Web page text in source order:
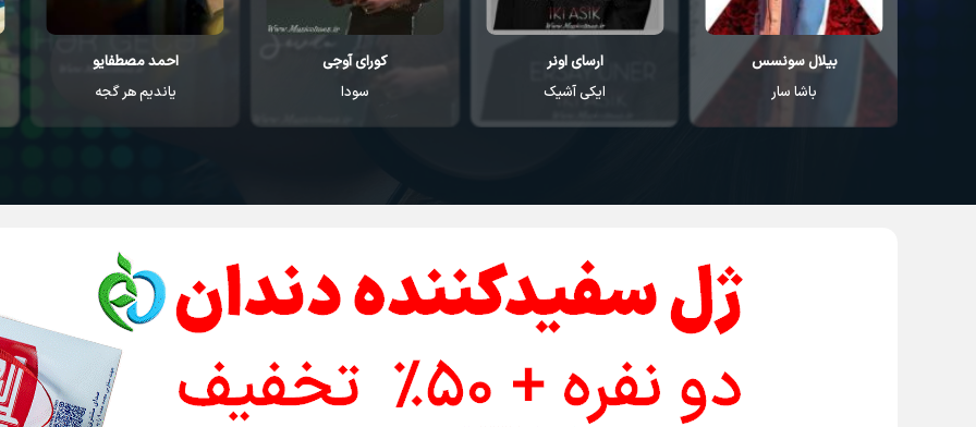
ارسای اونر
ایکی آشیک
کورای آوجی
سودا
احمد مصطفایو
یاندیم هر گجه
اکین اوزونلار
گلیوروم یار